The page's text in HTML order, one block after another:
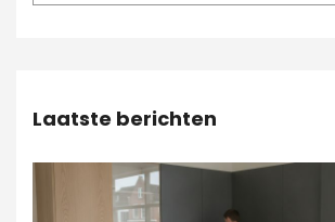
Laatste berichten